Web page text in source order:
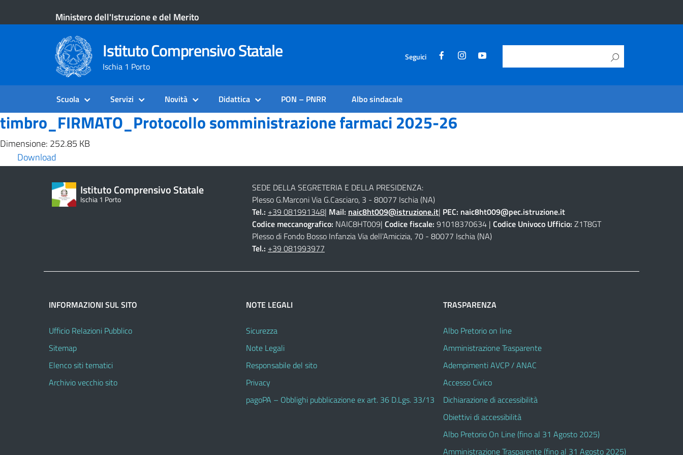
Ministero dell'Istruzione e del Merito
Istituto Comprensivo Statale
Ischia 1 Porto
Seguici
Scuola Servizi Novità Didattica PON – PNRR Albo sindacale
timbro_FIRMATO_Protocollo somministrazione farmaci 2025-26
Dimensione: 252.85 KB
Download
Istituto Comprensivo Statale
Ischia 1 Porto
SEDE DELLA SEGRETERIA E DELLA PRESIDENZA:
Plesso G.Marconi Via G.Casciaro, 3 - 80077 Ischia (NA)
Tel.: +39 081991348| Mail: naic8ht009@istruzione.it| PEC: naic8ht009@pec.istruzione.it
Codice meccanografico: NAIC8HT009| Codice fiscale: 91018370634 | Codice Univoco Ufficio: Z1T8GT
Plesso di Fondo Bosso Infanzia Via dell'Amicizia, 70 - 80077 Ischia (NA)
Tel.: +39 081993977
INFORMAZIONI SUL SITO
Ufficio Relazioni Pubblico
Sitemap
Elenco siti tematici
Archivio vecchio sito
NOTE LEGALI
Sicurezza
Note Legali
Responsabile del sito
Privacy
pagoPA – Obblighi pubblicazione ex art. 36 D.Lgs. 33/13
TRASPARENZA
Albo Pretorio on line
Amministrazione Trasparente
Adempimenti AVCP / ANAC
Accesso Civico
Dichiarazione di accessibilità
Obiettivi di accessibilità
Albo Pretorio On Line (fino al 31 Agosto 2025)
Amministrazione Trasparente (fino al 31 Agosto 2025)